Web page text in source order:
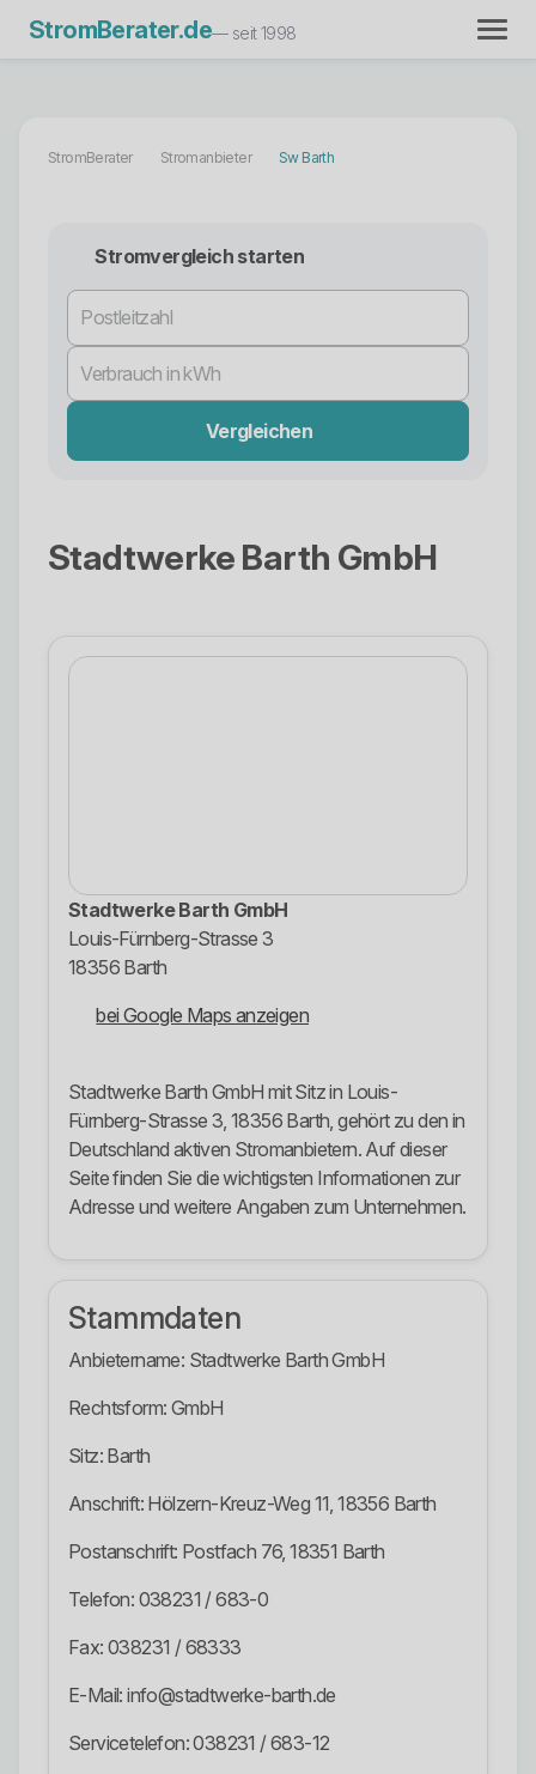
StromBerater.de— seit 1998
StromBerater Stromanbieter Sw Barth
Stromvergleich starten
Vergleichen
Stadtwerke Barth GmbH
Stadtwerke Barth GmbH
Louis-Fürnberg-Strasse 3
18356 Barth
bei Google Maps anzeigen
Stadtwerke Barth GmbH mit Sitz in Louis-
Fürnberg-Strasse 3, 18356 Barth, gehört zu den in
Deutschland aktiven Stromanbietern. Auf dieser
Seite finden Sie die wichtigsten Informationen zur
Adresse und weitere Angaben zum Unternehmen.
Stammdaten
Anbietername: Stadtwerke Barth GmbH
Rechtsform: GmbH
Sitz: Barth
Anschrift: Hölzern-Kreuz-Weg 11, 18356 Barth
Postanschrift: Postfach 76, 18351 Barth
Telefon: 038231 / 683-0
Fax: 038231 / 68333
E-Mail: info@stadtwerke-barth.de
Servicetelefon: 038231 / 683-12